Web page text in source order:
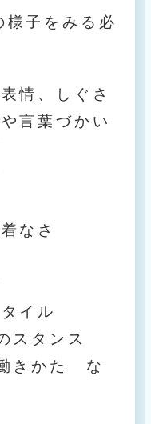
様子をみる必
情、しぐさ
言葉づかい
なさ
イル
スタンス
きかた な